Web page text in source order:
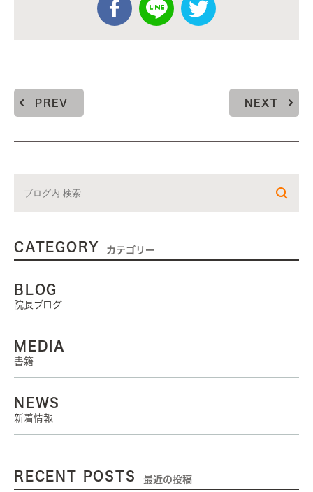
PREV NEXT
CATEGORY カテゴリー
BLOG
院長ブログ
MEDIA
書籍
NEWS
新着情報
RECENT POSTS 最近の投稿